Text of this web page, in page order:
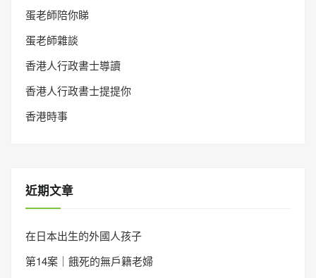
蛋老師陪你睇
蛋老師雜談
香港人行政書士導讀
香港人行政書士提提你
香港時事
近期文章
在日本出生的外國人孩子
第14案｜餓死的無戶籍老婦